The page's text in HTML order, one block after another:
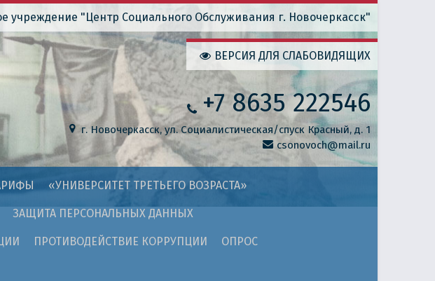
учреждение "Центр Социального Обслуживания г. Новочеркасск"
ВЕРСИЯ ДЛЯ СЛАБОВИДЯЩИХ
+7 8635 222546
г. Новочеркасск, ул. Социалистическая/спуск Красный, д. 1
csonovoch@mail.ru
«УНИВЕРСИТЕТ ТРЕТЬЕГО ВОЗРАСТА»
ЗАЩИТА ПЕРСОНАЛЬНЫХ ДАННЫХ
ПРОТИВОДЕЙСТВИЕ КОРРУПЦИИ ОПРОС